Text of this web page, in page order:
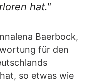
hat."
Baerbock,
für den
so etwas wie